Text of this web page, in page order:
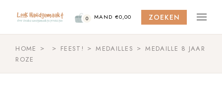
content
0 MAND €0,00 ZOEKEN
HOME FEEST! MEDAILLES
MEDAILLE 8 JAAR
ROZE